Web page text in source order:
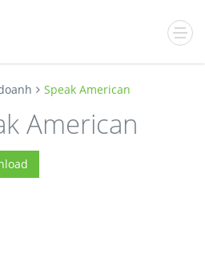
Speak American
American